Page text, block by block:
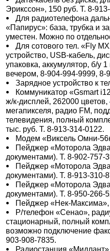
Эрикссон», 150 руб. Т. 8-
Для радиотелефона
«Папирус»: база, трубка и
уместен. Можно по
Для сотового тел. «Fly
устройство, USB-кабель,
упаковка, аккумулятор, б/у
вечером, 8-904-994-9999, 8-
Зарядное устройство к
Коммуникатор «Gsmart
ж/к-дисплей, 262000
мегапикселя, радио FM,
телевидения, полный
тыс. руб. Т. 8-913-314-0122.
Модем «Виксель Омни-
Пейджер «Моторола
документами). Т. 8-902-757-
Пейджер «Моторола
документами). Т. 8-913-310-
Пейджер «Моторола
документами). Т. 8-950-266-
Пейджер «Нек-Максима»,
Р/телефон «Сенао»,
стационарный, полный
возможно подключение
903-908-7835.
Радиостанция